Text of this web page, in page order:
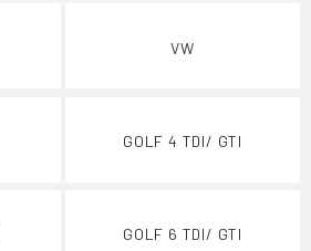
VW
GOLF 4 TDI/ GTI
GOLF 6 TDI/ GTI